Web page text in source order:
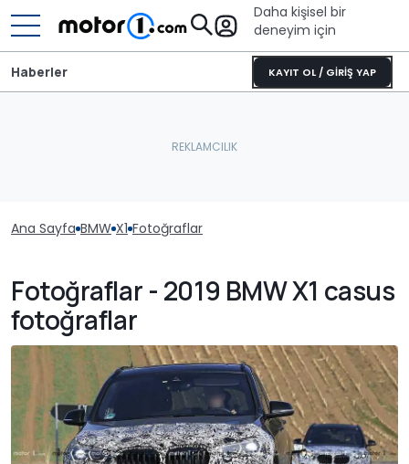
Daha kişisel bir
deneyim için
KAYIT OL / GİRİŞ YAP
Haberler
Ana Sayfa BMW X1 Fotoğraflar
Fotoğraflar - 2019 BMW X1 casus
fotoğraflar